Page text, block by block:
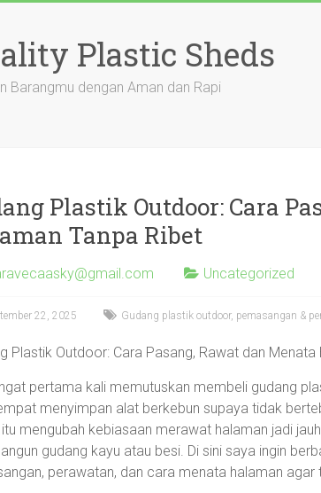
Plastic Sheds
Barangmu dengan Aman dan Rapi
Plastik Outdoor: Cara
Tanpa Ribet
Uncategorized
22, 2025 Gudang plastik outdoor, pemasangan &
Plastik Outdoor: Cara Pasang, Rawat dan Menata
pertama kali memutuskan membeli gudang
menyimpan alat berkebun supaya tidak
itu mengubah kebiasaan merawat halaman jadi
gudang kayu atau besi. Di sini saya ingin
perawatan, dan cara menata halaman